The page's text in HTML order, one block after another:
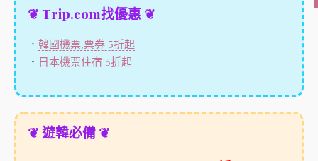
❦ Trip.com找優惠 ❦
． 韓國機票,票券 5折起
． 日本機票住宿 5折起
❦ 遊韓必備 ❦